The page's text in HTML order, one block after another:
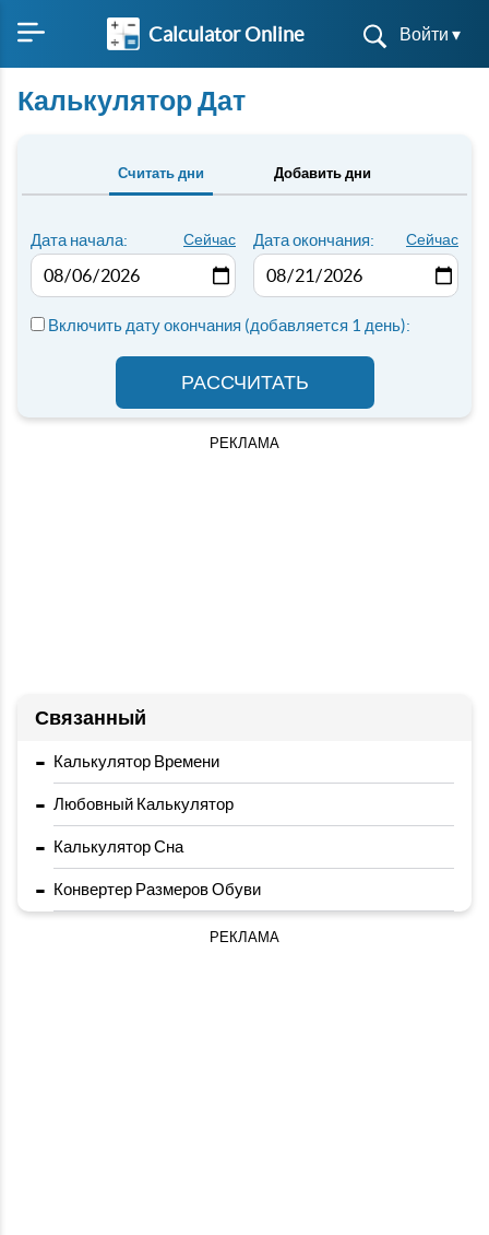
Calculator Online Войти ▾
Калькулятор Дат
Считать дни Добавить дни
Дата начала: Сейчас Дата окончания: Сейчас
Включить дату окончания (добавляется 1 день):
РАССЧИТАТЬ
РЕКЛАМА
Связанный
- Калькулятор Времени
- Любовный Калькулятор
- Калькулятор Сна
- Конвертер Размеров Обуви
РЕКЛАМА